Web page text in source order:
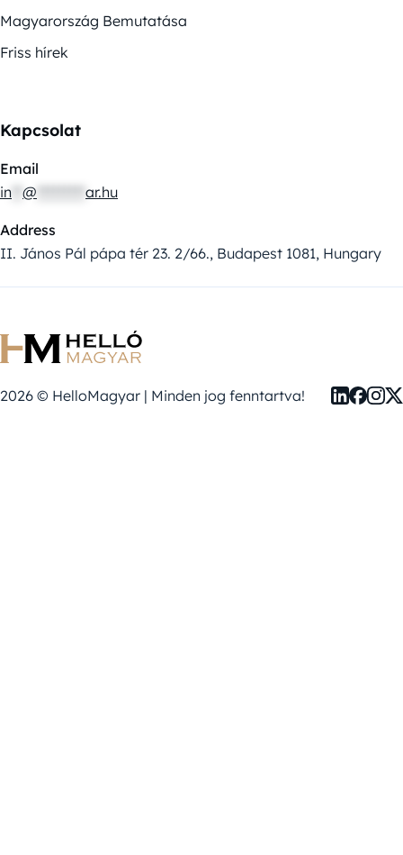
Magyarország Bemutatása
Friss hírek
Kapcsolat
Email
in @ ar.hu
Address
II. János Pál pápa tér 23. 2/66., Budapest 1081, Hungary
2026 © HelloMagyar | Minden jog fenntartva!